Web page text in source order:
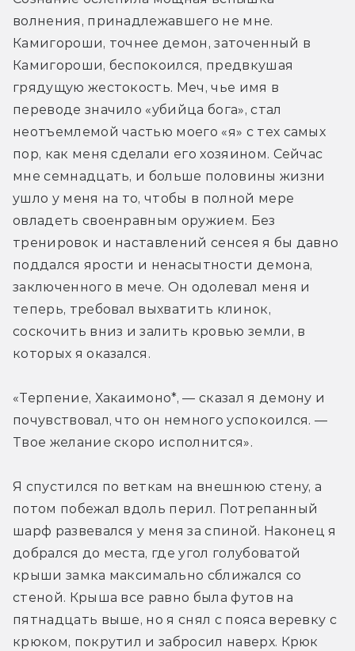
волнения, принадлежавшего не мне.
Камигороши, точнее демон, заточенный в
Камигороши, беспокоился, предвкушая
грядущую жестокость. Меч, чье имя в
переводе значило «убийца бога», стал
неотъемлемой частью моего «я» с тех самых
пор, как меня сделали его хозяином. Сейчас
мне семнадцать, и больше половины жизни
ушло у меня на то, чтобы в полной мере
овладеть своенравным оружием. Без
тренировок и наставлений сенсея я бы давно
поддался ярости и ненасытности демона,
заключенного в мече. Он одолевал меня и
теперь, требовал выхватить клинок,
соскочить вниз и залить кровью земли, в
которых я оказался.
«Терпение, Хакаимоно*, — сказал я демону и
почувствовал, что он немного успокоился. —
Твое желание скоро исполнится».
Я спустился по веткам на внешнюю стену, а
потом побежал вдоль перил. Потрепанный
шарф развевался у меня за спиной. Наконец я
добрался до места, где угол голубоватой
крыши замка максимально сближался со
стеной. Крыша все равно была футов на
пятнадцать выше, но я снял с пояса веревку с
крюком, покрутил и забросил наверх. Крюк